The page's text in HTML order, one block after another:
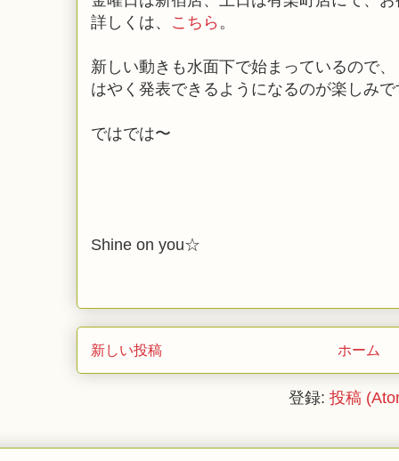
詳しくは、 こちら 。
新しい動きも水面下で始まっているので、
はやく発表できるようになるのが楽しみで
ではでは〜
Shine on you☆
新しい投稿 ホーム
登録:投稿